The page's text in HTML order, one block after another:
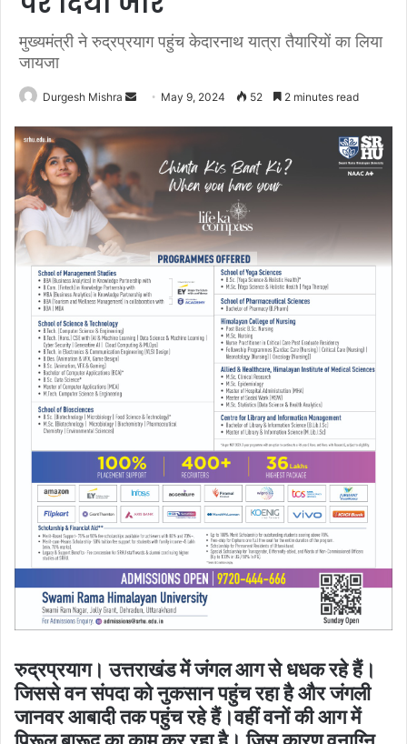
मुख्यमंत्री ने रुद्रप्रयाग पहुंच केदारनाथ यात्रा तैयारियों का लिया
जायजा
Durgesh Mishra
Send
email
May 9, 2024 52 2 minutes read
रुद्रप्रयाग। उत्तराखंड में जंगल आग से धधक रहे हैं।
जिससे वन संपदा को नुकसान पहुंच रहा है और जंगली
जानवर आबादी तक पहुंच रहे हैं।वहीं वनों की आग में